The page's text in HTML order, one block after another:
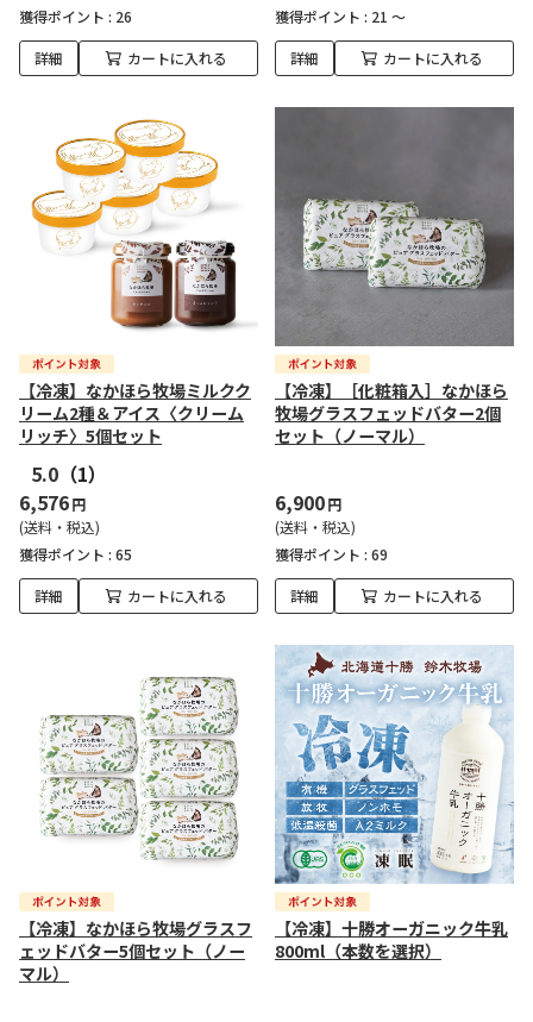
獲得ポイント : 26
詳細 カートに入れる
獲得ポイント : 21 ～
詳細 カートに入れる
【冷凍】なかほら牧場ミルクク
リーム2種＆アイス〈クリーム
リッチ〉5個セット
5.0 （1）
6,576円
(送料・税込)
獲得ポイント : 65
詳細 カートに入れる
【冷凍】［化粧箱入］なかほら
牧場グラスフェッドバター2個
セット（ノーマル）
6,900円
(送料・税込)
獲得ポイント : 69
詳細 カートに入れる
【冷凍】なかほら牧場グラスフ
ェッドバター5個セット（ノー
マル）
【冷凍】十勝オーガニック牛乳
800ml（本数を選択）